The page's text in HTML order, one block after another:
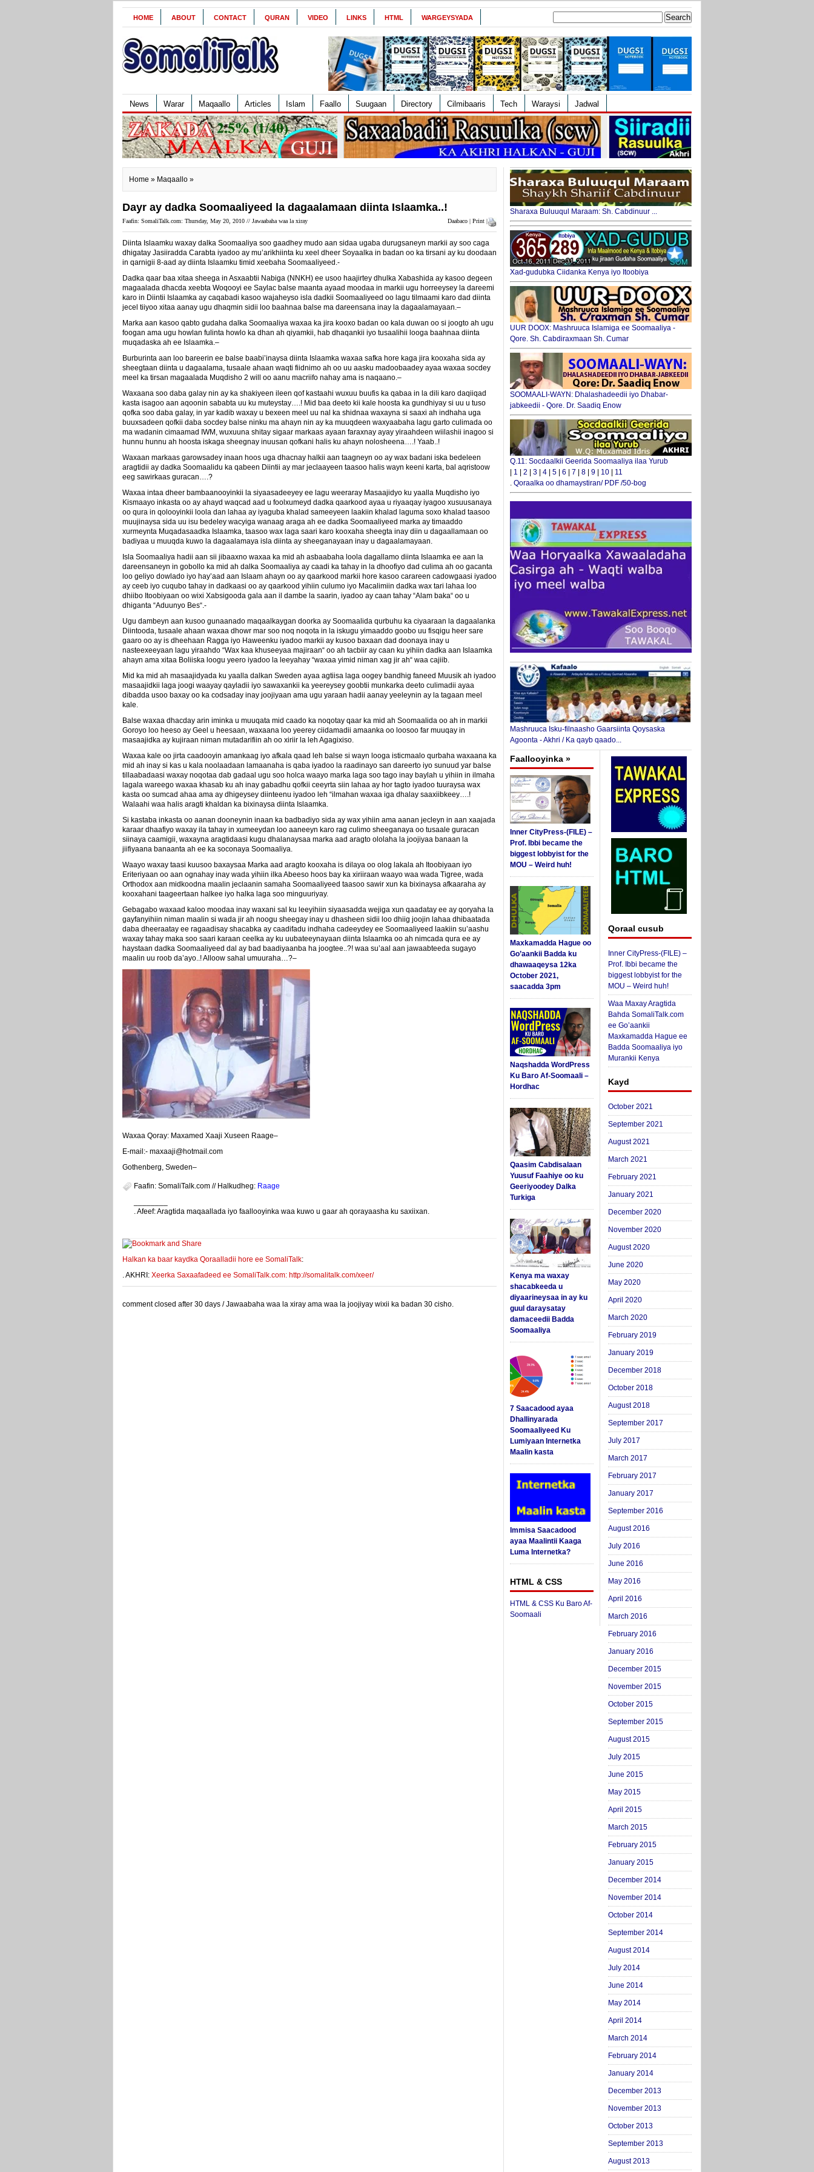
HOME ABOUT CONTACT QURAN VIDEO LINKS HTML WARGEYSYADA
News Warar Maqaallo Articles Islam Faallo Suugaan Directory Cilmibaaris Tech Waraysi Jadwal
Home » Maqaallo »
Dayr ay dadka Soomaaliyeed la dagaalamaan diinta Islaamka..!
Daabaco | Print |
Faafin: SomaliTalk.com: Thursday, May 20, 2010 // Jawaabaha waa la xiray
Diinta Islaamku waxay dalka Soomaaliya soo gaadhey mudo aan sidaa ugaba durugsaneyn markii ay soo caga
dhigatay Jasiiradda Carabta iyadoo ay mu’arikhiinta ku xeel dheer Soyaalka in badan oo ka tirsani ay ku doodaan
in qarnigii 8-aad ay diinta Islaamku timid xeebaha Soomaaliyeed.-
Dadka qaar baa xitaa sheega in Asxaabtii Nabiga (NNKH) ee usoo haajirtey dhulka Xabashida ay kasoo degeen
magaalada dhacda xeebta Woqooyi ee Saylac balse maanta ayaad moodaa in markii ugu horreeysey la dareemi
karo in Diintii Islaamka ay caqabadi kasoo wajaheyso isla dadkii Soomaaliyeed oo lagu tilmaami karo dad diinta
jecel tiiyoo xitaa aanay ugu dhaqmin sidii loo baahnaa balse ma dareensana inay la dagaalamayaan.–
Marka aan kasoo qabto gudaha dalka Soomaaliya waxaa ka jira kooxo badan oo kala duwan oo si joogto ah ugu
foogan ama ugu howlan fulinta howlo ka dhan ah qiyamkii, hab dhaqankii iyo tusaalihii looga baahnaa diinta
muqadaska ah ee Islaamka.–
Burburinta aan loo bareerin ee balse baabi’inaysa diinta Islaamka waxaa safka hore kaga jira kooxaha sida ay
sheegtaan diinta u dagaalama, tusaale ahaan waqti fiidnimo ah oo uu aasku madoobaadey ayaa waxaa socdey
meel ka tirsan magaalada Muqdisho 2 will oo aanu macriifo nahay ama is naqaano.–
Waxaana soo daba galay nin ay ka shakiyeen ileen qof kastaahi wuxuu buufis ka qabaa in la dili karo daqiiqad
kasta isagoo aan aqoonin sababta uu ku muteystay….! Mid baa deeto kii kale hoosta ka gundhiyay si uu u tuso
qofka soo daba galay, in yar kadib waxay u bexeen meel uu nal ka shidnaa waxayna si saaxi ah indhaha uga
buuxsadeen qofkii daba socdey balse ninku ma ahayn nin ay ka muuqdeen waxyaabaha lagu garto culimada oo
ma wadanin cimaamad IWM, wuxuuna shitay sigaar markaas ayaan faraxnay ayay yiraahdeen wiilashii inagoo si
hunnu hunnu ah hoosta iskaga sheegnay inuusan qofkani halis ku ahayn nolosheena….! Yaab..!
Waxaan markaas garowsadey inaan hoos uga dhacnay halkii aan taagneyn oo ay wax badani iska bedeleen
aragtidii ay dadka Soomaalidu ka qabeen Diintii ay mar jeclaayeen taasoo halis wayn keeni karta, bal aqristoow
eeg sawirkaas guracan….?
Waxaa intaa dheer bambaanooyinkii la siyaasadeeyey ee lagu weeraray Masaajidyo ku yaalla Muqdisho iyo
Kismaayo inkasta oo ay ahayd waqcad aad u foolxumeyd dadka qaarkood ayaa u riyaaqay iyagoo xusuusanaya
oo qura in qolooyinkii loola dan lahaa ay iyaguba khalad sameeyeen laakiin khalad laguma soxo khalad taasoo
muujinaysa sida uu isu bedeley wacyiga wanaag araga ah ee dadka Soomaaliyeed marka ay timaaddo
xurmeynta Muqadasaadka Islaamka, taasoo wax laga saari karo kooxaha sheegta inay diin u dagaallamaan oo
badiyaa u muuqda kuwo la dagaalamaya isla diinta ay sheeganayaan inay u dagaalamayaan.
Isla Soomaaliya hadii aan sii jibaaxno waxaa ka mid ah asbaabaha loola dagallamo diinta Islaamka ee aan la
dareensaneyn in gobollo ka mid ah dalka Soomaaliya ay caadi ka tahay in la dhoofiyo dad culima ah oo gacanta
loo geliyo dowlado iyo hay’aad aan Islaam ahayn oo ay qaarkood markii hore kasoo carareen cadowgaasi iyadoo
ay ceeb iyo cuqubo tahay in dadkaasi oo ay qaarkood yihiin culumo iyo Macalimiin dadka wax tari lahaa loo
dhiibo Itoobiyaan oo wixi Xabsigooda gala aan il dambe la saarin, iyadoo ay caan tahay “Alam baka“ oo u
dhiganta “Aduunyo Bes“.-
Ugu dambeyn aan kusoo gunaanado maqaalkaygan doorka ay Soomaalida qurbuhu ka ciyaaraan la dagaalanka
Diintooda, tusaale ahaan waxaa dhowr mar soo noq noqota in la iskugu yimaaddo goobo uu fisqigu heer sare
gaaro oo ay is dheehaan Ragga iyo Haweenku iyadoo markii ay kusoo baxaan dad doonaya inay u
nasteexeeyaan lagu yiraahdo “Wax kaa khuseeyaa majiraan“ oo ah tacbiir ay caan ku yihiin dadka aan Islaamka
ahayn ama xitaa Boliiska loogu yeero iyadoo la leeyahay “waxaa yimid niman xag jir ah“ waa cajiib.
Mid ka mid ah masaajidyada ku yaalla dalkan Sweden ayaa agtiisa laga oogey bandhig faneed Muusik ah iyadoo
masaajidkii laga joogi waayay qayladii iyo sawaxankii ka yeereysey goobtii munkarka deeto culimadii ayaa
dibadda usoo baxay oo ka codsaday inay joojiyaan ama ugu yaraan hadii aanay yeeleynin ay la tagaan meel
kale.
Balse waxaa dhacday arin iminka u muuqata mid caado ka noqotay qaar ka mid ah Soomaalida oo ah in markii
Goroyo loo heeso ay Geel u heesaan, waxaana loo yeerey ciidamadii amaanka oo loosoo far muuqay in
masaajidka ay kujiraan niman mutadarifiin ah oo xiriir la leh Agagixiso.
Waxaa kale oo jirta caadooyin amankaag iyo afkala qaad leh balse si wayn looga isticmaalo qurbaha waxaana ka
mid ah inay si kas u kala noolaadaan lamaanaha is qaba iyadoo la raadinayo san dareerto iyo sunuud yar balse
tillaabadaasi waxay noqotaa dab gadaal ugu soo holca waayo marka laga soo tago inay baylah u yihiin in ilmaha
lagala wareego waxaa khasab ku ah inay gabadhu qofkii ceeyrta siin lahaa ay hor tagto iyadoo tuuraysa wax
kasta oo sumcad ahaa ama ay dhigeysey diinteenu iyadoo leh “ilmahan waxaa iga dhalay saaxiibkeey….!
Walaahi waa halis aragti khaldan ka bixinaysa diinta Islaamka.
Si kastaba inkasta oo aanan dooneynin inaan ka badbadiyo sida ay wax yihiin ama aanan jecleyn in aan xaajada
karaar dhaafiyo waxay ila tahay in xumeeydan loo aaneeyn karo rag culimo sheeganaya oo tusaale guracan
siinaya caamigii, waxayna aragtidaasi kugu dhalanaysaa marka aad aragto ololaha la joojiyaa banaan la
jiifiyaana banaanta ah ee ka soconaya Soomaaliya.
Waayo waxay taasi kuusoo baxaysaa Marka aad aragto kooxaha is dilaya oo olog lakala ah Itoobiyaan iyo
Eriteriyaan oo aan ognahay inay wada yihiin ilka Abeeso hoos bay ka xiriiraan waayo waa wada Tigree, wada
Orthodox aan midkoodna maalin jeclaanin samaha Soomaaliyeed taasoo sawir xun ka bixinaysa afkaaraha ay
kooxahani taageertaan halkee iyo halka laga soo minguuriyay.
Gebagabo waxaad kaloo moodaa inay waxani sal ku leeyihiin siyaasadda wejiga xun qaadatay ee ay qoryaha la
gayfanyihiin niman maalin si wada jir ah noogu sheegay inay u dhasheen sidii loo dhiig joojin lahaa dhibaatada
daba dheeraatay ee ragaadisay shacabka ay caadifadu indhaha cadeeydey ee Soomaaliyeed laakiin su’aashu
waxay tahay maka soo saari karaan ceelka ay ku uubateeynayaan diinta Islaamka oo ah nimcada qura ee ay
haystaan dadka Soomaaliyeed dal ay bad baadiyaanba ha joogtee..?! waa su’aal aan jawaabteeda sugayo
maalin uu roob da’ayo..! Alloow sahal umuuraha…?–
Waxaa Qoray: Maxamed Xaaji Xuseen Raage–
E-mail:- maxaaji@hotmail.com
Gothenberg, Sweden–
Faafin: SomaliTalk.com // Halkudheg: Raage
. Afeef: Aragtida maqaallada iyo faallooyinka waa kuwo u gaar ah qorayaasha ku saxiixan.
Halkan ka baar kaydka Qoraalladii hore ee SomaliTalk:
. AKHRI: Xeerka Saxaafadeed ee SomaliTalk.com: http://somalitalk.com/xeer/
comment closed after 30 days / Jawaabaha waa la xiray ama waa la joojiyay wixii ka badan 30 cisho.
Sharaxa Buluuqul Maraam: Sh. Cabdinuur ...
Xad-gudubka Ciidanka Kenya iyo Itoobiya
UUR DOOX: Mashruuca Islamiga ee Soomaaliya -
Qore. Sh. Cabdiraxmaan Sh. Cumar
SOOMAALI-WAYN: Dhalashadeedii iyo Dhabar-
jabkeedii - Qore. Dr. Saadiq Enow
Q.11: Socdaalkii Geerida Soomaaliya ilaa Yurub
1 2 3 4 5 6 7 8 9 10
11
. Qoraalka oo dhamaystiran/ PDF /50-bog
Mashruuca Isku-filnaasho Gaarsiinta Qoysaska
Agoonta - Akhri / Ka qayb qaado...
Faallooyinka »
Inner CityPress-(FILE) –
Prof. Ibbi became the
biggest lobbyist for the
MOU – Weird huh!
Maxkamadda Hague oo
Go’aankii Badda ku
dhawaaqeysa 12ka
October 2021,
saacadda 3pm
Naqshadda WordPress
Ku Baro Af-Soomaali –
Hordhac
Qaasim Cabdisalaan
Yuusuf Faahiye oo ku
Geeriyoodey Dalka
Turkiga
Kenya ma waxay
shacabkeeda u
diyaarineysaa in ay ku
guul daraysatay
damaceedii Badda
Soomaaliya
7 Saacadood ayaa
Dhallinyarada
Soomaaliyeed Ku
Lumiyaan Internetka
Maalin kasta
Immisa Saacadood
ayaa Maalintii Kaaga
Luma Internetka?
HTML & CSS
HTML & CSS Ku Baro Af-
Soomaali
Qoraal cusub
Inner CityPress-(FILE) –
Prof. Ibbi became the
biggest lobbyist for the
MOU – Weird huh!
Waa Maxay Aragtida
Bahda SomaliTalk.com
ee Go’aankii
Maxkamadda Hague ee
Badda Soomaaliya iyo
Murankii Kenya
Kayd
October 2021
September 2021
August 2021
March 2021
February 2021
January 2021
December 2020
November 2020
August 2020
June 2020
May 2020
April 2020
March 2020
February 2019
January 2019
December 2018
October 2018
August 2018
September 2017
July 2017
March 2017
February 2017
January 2017
September 2016
August 2016
July 2016
June 2016
May 2016
April 2016
March 2016
February 2016
January 2016
December 2015
November 2015
October 2015
September 2015
August 2015
July 2015
June 2015
May 2015
April 2015
March 2015
February 2015
January 2015
December 2014
November 2014
October 2014
September 2014
August 2014
July 2014
June 2014
May 2014
April 2014
March 2014
February 2014
January 2014
December 2013
November 2013
October 2013
September 2013
August 2013